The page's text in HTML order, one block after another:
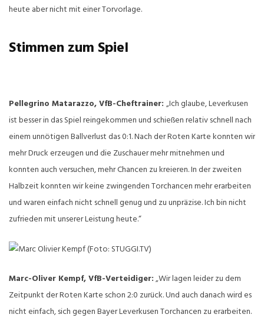
heute aber nicht mit einer Torvorlage.
Stimmen zum Spiel
Pellegrino Matarazzo, VfB-Cheftrainer: „Ich glaube, Leverkusen
ist besser in das Spiel reingekommen und schießen relativ schnell nach
einem unnötigen Ballverlust das 0:1. Nach der Roten Karte konnten wir
mehr Druck erzeugen und die Zuschauer mehr mitnehmen und
konnten auch versuchen, mehr Chancen zu kreieren. In der zweiten
Halbzeit konnten wir keine zwingenden Torchancen mehr erarbeiten
und waren einfach nicht schnell genug und zu unpräzise. Ich bin nicht
zufrieden mit unserer Leistung heute.“
Marc-Oliver Kempf, VfB-Verteidiger:„Wir lagen leider zu dem
Zeitpunkt der Roten Karte schon 2:0 zurück. Und auch danach wird es
nicht einfach, sich gegen Bayer Leverkusen Torchancen zu erarbeiten.